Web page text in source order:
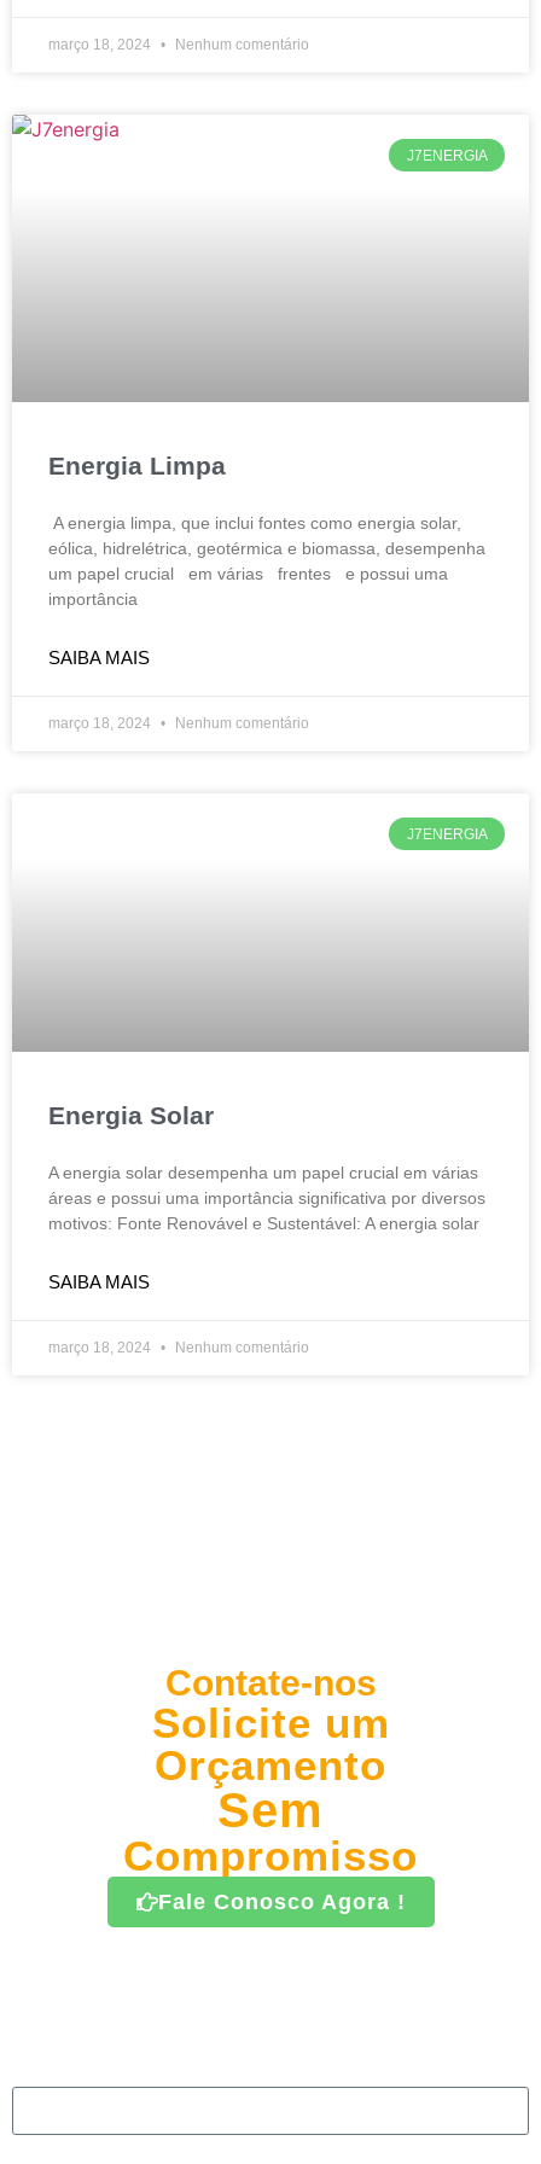
março 18, 2024 Nenhum comentário
J7ENERGIA
Energia Limpa
A energia limpa, que inclui fontes como energia solar,
eólica, hidrelétrica, geotérmica e biomassa, desempenha
um papel crucial em várias frentes e possui uma
importância
SAIBA MAIS
março 18, 2024 Nenhum comentário
J7ENERGIA
Energia Solar
A energia solar desempenha um papel crucial em várias
áreas e possui uma importância significativa por diversos
motivos: Fonte Renovável e Sustentável: A energia solar
SAIBA MAIS
março 18, 2024 Nenhum comentário
Contate-nos
Solicite um
Orçamento
Sem
Compromisso
Fale Conosco Agora !